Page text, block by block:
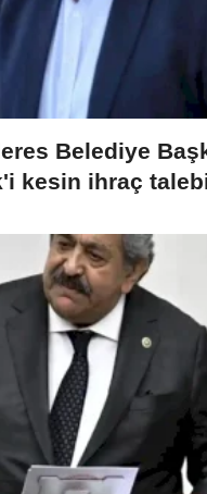
Belediye
kesin ihraç